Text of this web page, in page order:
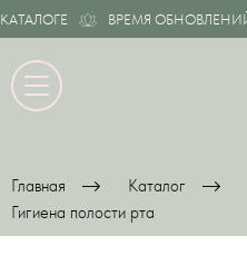
ВРЕМЯ ОБНОВЛЕНИЙ
Главная Каталог
Гигиена полости рта